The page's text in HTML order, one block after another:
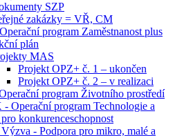
SZP
zakázky = VŘ, CM
program Zaměstnanost plus
plán
MAS
Projekt OPZ+ č. 1 – ukončen
Projekt OPZ+ č. 2 – v realizaci
program Životního prostředí
Operační program Technologie a
konkurenceschopnost
Výzva - Podpora pro mikro, malé a